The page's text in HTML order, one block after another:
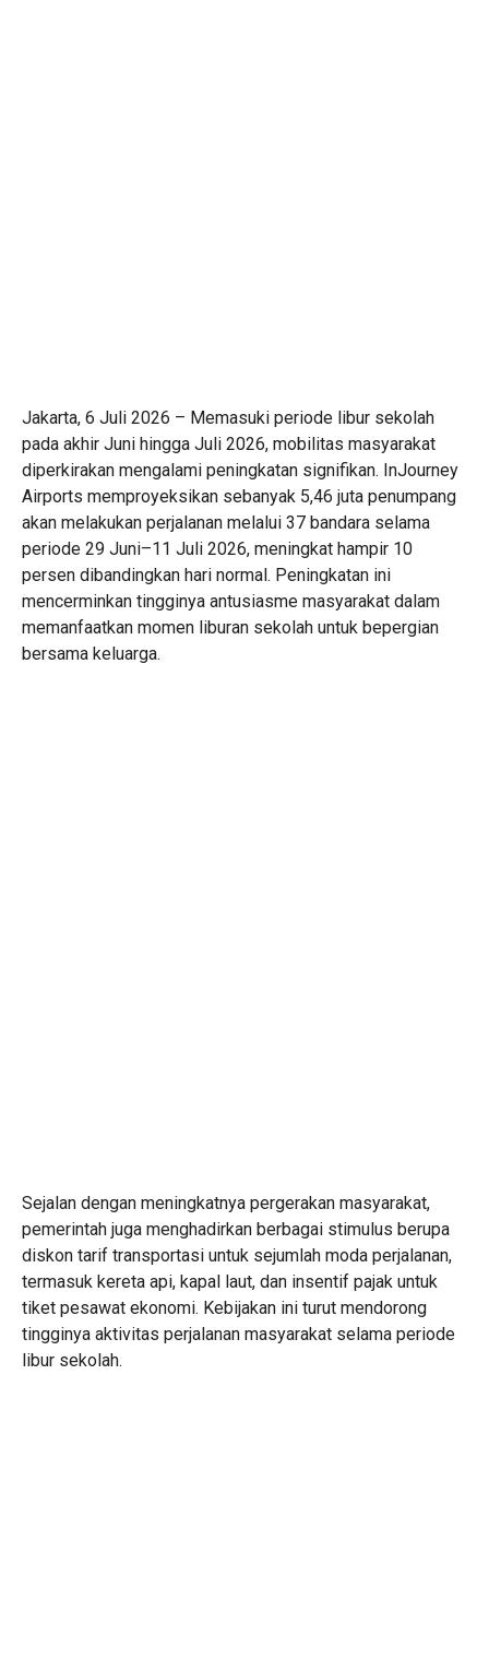
Jakarta, 6 Juli 2026 – Memasuki periode libur sekolah
pada akhir Juni hingga Juli 2026, mobilitas masyarakat
diperkirakan mengalami peningkatan signifikan. InJourney
Airports memproyeksikan sebanyak 5,46 juta penumpang
akan melakukan perjalanan melalui 37 bandara selama
periode 29 Juni–11 Juli 2026, meningkat hampir 10
persen dibandingkan hari normal. Peningkatan ini
mencerminkan tingginya antusiasme masyarakat dalam
memanfaatkan momen liburan sekolah untuk bepergian
bersama keluarga.
Sejalan dengan meningkatnya pergerakan masyarakat,
pemerintah juga menghadirkan berbagai stimulus berupa
diskon tarif transportasi untuk sejumlah moda perjalanan,
termasuk kereta api, kapal laut, dan insentif pajak untuk
tiket pesawat ekonomi. Kebijakan ini turut mendorong
tingginya aktivitas perjalanan masyarakat selama periode
libur sekolah.